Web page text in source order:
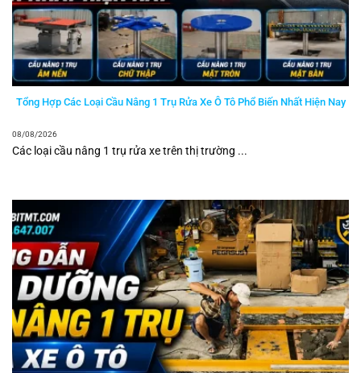
Tổng Hợp Các Loại Cầu Nâng 1 Trụ Rửa Xe Ô Tô Phổ Biến Nhất Hiện Nay
08/08/2026
Các loại cầu nâng 1 trụ rửa xe trên thị trường ...